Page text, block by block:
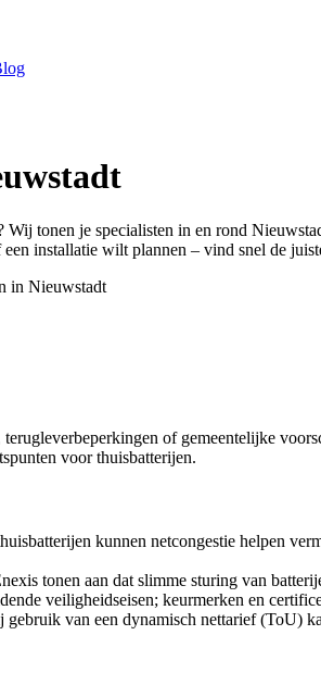
Wij tonen je specialisten in en rond
installatie wilt plannen – vind snel de
in Nieuwstadt
of gemeentelijke
voor thuisbatterijen.
kunnen netcongestie helpen
tonen aan dat slimme sturing van
veiligheidseisen; keurmerken en
van een dynamisch nettarief (ToU)